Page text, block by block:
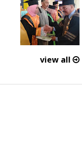
view all